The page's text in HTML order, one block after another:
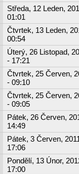
Středa, 12 Leden,
01:01
Čtvrtek, 13 Leden,
00:54
Úterý, 26 Listopad,
- 17:21
Čtvrtek, 25 Červen,
- 09:10
Čtvrtek, 25 Červen,
- 09:05
Pátek, 26 Červen,
14:49
Pátek, 3 Červen,
17:06
Pondělí, 13 Únor,
17:00